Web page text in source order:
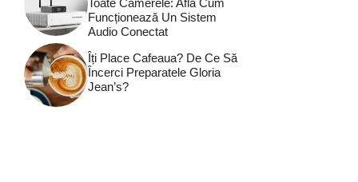
Funcționează Un Sistem
Audio Conectat
Îți Place Cafeaua? De Ce Să
Încerci Preparatele Gloria
Jean’s?